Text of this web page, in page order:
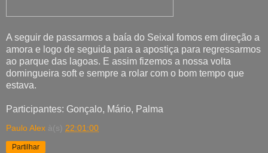
A seguir de passarmos a baía do Seixal fomos em direção a
amora e logo de seguida para a apostiça para regressarmos
ao parque das lagoas. E assim fizemos a nossa volta
domingueira soft e sempre a rolar com o bom tempo que
estava.
Participantes: Gonçalo, Mário, Palma
Paulo Alex à(s) 22:01:00
Partilhar